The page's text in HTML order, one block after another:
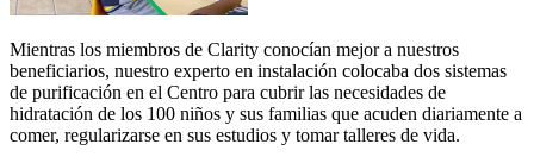
Mientras los miembros de Clarity conocían mejor a nuestros
beneficiarios, nuestro experto en instalación colocaba dos sistemas
de purificación en el Centro para cubrir las necesidades de
hidratación de los 100 niños y sus familias que acuden diariamente a
comer, regularizarse en sus estudios y tomar talleres de vida.